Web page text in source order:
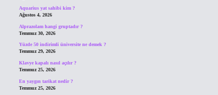
Aquarius yat sahibi kim ?
Ağustos 4, 2026
Alprazolam hangi gruptadır ?
Temmuz 30, 2026
Yüzde 50 indirimli üniversite ne demek ?
Temmuz 29, 2026
Klavye kapalı nasıl açılır ?
Temmuz 25, 2026
En yaygın tarikat nedir ?
Temmuz 25, 2026